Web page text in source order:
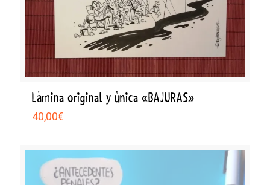
Lámina original y única «BAJURAS»
40,00€